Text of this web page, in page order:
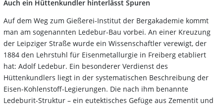
Auch ein Hüttenkundler hinterlässt Spuren
Auf dem Weg zum Gießerei-Institut der Bergakademie kommt
man am sogenannten Ledebur-Bau vorbei. An einer Kreuzung
der Leipziger Straße wurde ein Wissenschaftler verewigt, der
1884 den Lehrstuhl für Eisenmetallurgie in Freiberg etabliert
hat: Adolf Ledebur. Ein besonderer Verdienst des
Hüttenkundlers liegt in der systematischen Beschreibung der
Eisen-Kohlenstoff-Legierungen. Die nach ihm benannte
Ledeburit-Struktur – ein eutektisches Gefüge aus Zementit und